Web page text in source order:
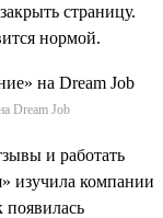
страницу.
нормой.
Dream Job
и работать
изучила компании